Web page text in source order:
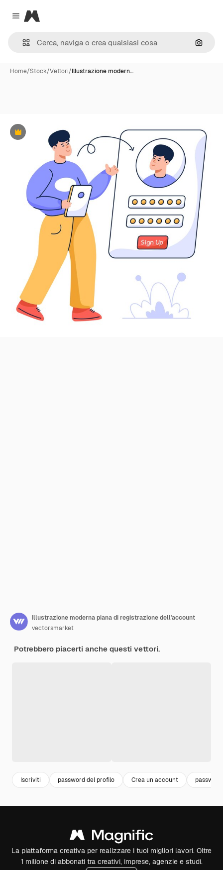
Close menu
Magnific
Cerca
Home/Stock/Vettori/Illustrazione modern…
Premium
Illustrazione moderna piana di registrazione dell'account
vectorsmarket
Potrebbero piacerti anche questi vettori.
Iscriviti password del profilo Crea un account
La piattaforma creativa per realizzare i tuoi migliori lavori. Oltre
1 milione di abbonati tra creativi, imprese, agenzie e studi.